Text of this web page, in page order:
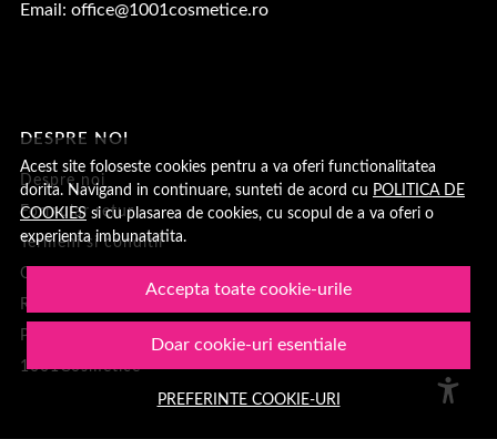
Acest site foloseste cookies pentru a va oferi functionalitatea
dorita. Navigand in continuare, sunteti de acord cu POLITICA DE
COOKIESsi cu plasarea de cookies, cu scopul de a va oferi o
experienta imbunatatita.
Accepta toate cookie-urile
Doar cookie-uri esentiale
PREFERINTE COOKIE-URI
Email: office@1001cosmetice.ro
DESPRE NOI
Despre noi
Formular retur
Termeni si conditii
Confidentialitate
Recenzii clienți
Politica de Cookies
1001Cosmetice